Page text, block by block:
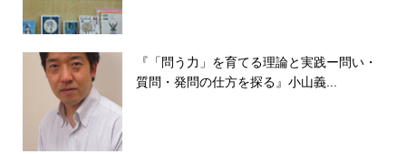
『「問う力」を育てる理論と実践ー問い・
質問・発問の仕方を探る』小山義...